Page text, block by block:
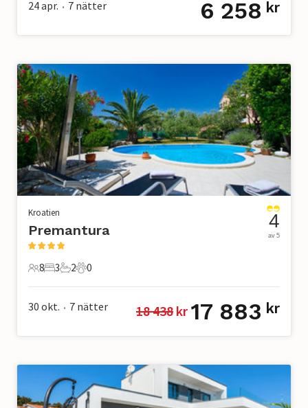
24 apr. • 7 nätter 6 258 kr
Kroatien
Premantura
8 Gäster
8
3 Sovrum
3
2 Badrum
2
0 Husdjur
0
4
av 5
30 okt. • 7 nätter 18 438 kr 17 883 kr